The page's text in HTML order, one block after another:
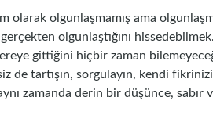
olarak olgunlaşmamış ama
olgunlaştığını
gittiğini hiçbir zaman
de tartışın, sorgulayın, kendi
zamanda derin bir düşünce, sabır